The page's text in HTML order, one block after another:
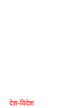
देश-विदेश